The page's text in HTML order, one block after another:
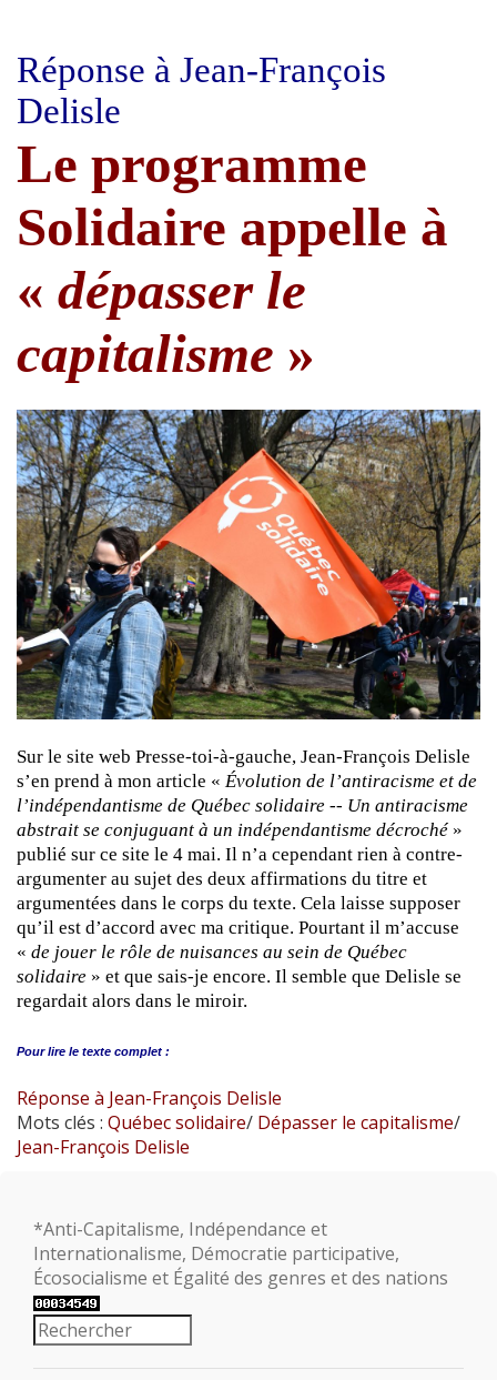
Réponse à Jean-François
Delisle
Le programme
Solidaire appelle à
« dépasser le
capitalisme »
Sur le site web Presse-toi-à-gauche, Jean-François Delisle
s’en prend à mon article « Évolution de l’antiracisme et de
l’indépendantisme de Québec solidaire -- Un antiracisme
abstrait se conjuguant à un indépendantisme décroché »
publié sur ce site le 4 mai. Il n’a cependant rien à contre-
argumenter au sujet des deux affirmations du titre et
argumentées dans le corps du texte. Cela laisse supposer
qu’il est d’accord avec ma critique. Pourtant il m’accuse
« de jouer le rôle de nuisances au sein de Québec
solidaire » et que sais-je encore. Il semble que Delisle se
regardait alors dans le miroir.
Pour lire le texte complet :
Réponse à Jean-François Delisle
Mots clés : Québec solidaire/ Dépasser le capitalisme/
Jean-François Delisle
*Anti-Capitalisme, Indépendance et
Internationalisme, Démocratie participative,
Écosocialisme et Égalité des genres et des nations